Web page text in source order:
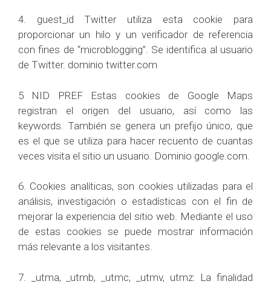
4. guest_id Twitter utiliza esta cookie para
proporcionar un hilo y un verificador de referencia
con fines de “microblogging”. Se identifica al usuario
de Twitter. dominio twitter.com
5 NID PREF Estas cookies de Google Maps
registran el origen del usuario, así como las
keywords. También se genera un prefijo único, que
es el que se utiliza para hacer recuento de cuantas
veces visita el sitio un usuario. Dominio google.com.
6. Cookies analíticas, son cookies utilizadas para el
análisis, investigación o estadísticas con el fin de
mejorar la experiencia del sitio web. Mediante el uso
de estas cookies se puede mostrar información
más relevante a los visitantes.
7. _utma, _utmb, _utmc, _utmv, utmz: La finalidad